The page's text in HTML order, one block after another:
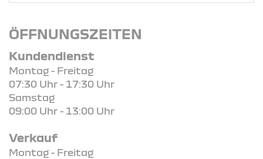
ÖFFNUNGSZEITEN
Kundendienst
Montag - Freitag
07:30 Uhr - 17:30 Uhr
Samstag
09:00 Uhr - 13:00 Uhr
Verkauf
Montag - Freitag